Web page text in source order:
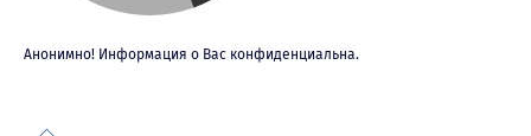
Анонимно! Информация о Вас конфиденциальна.